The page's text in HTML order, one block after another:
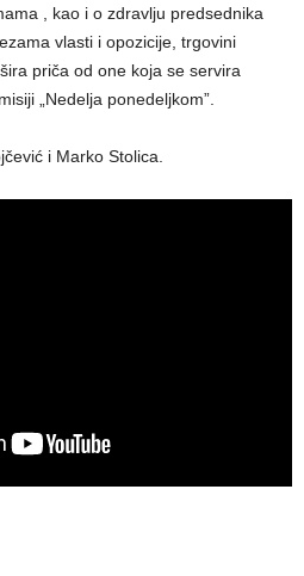
, kao i o zdravlju predsednika
vlasti i opozicije, trgovini
priča od one koja se servira
„Nedelja ponedeljkom”.
i Marko Stolica.